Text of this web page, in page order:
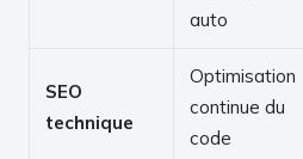
auto
SEO
technique
Optimisation
continue du
code